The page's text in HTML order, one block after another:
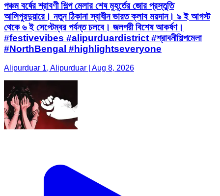
পঞ্চম বর্ষের শ্রাবণী শিল্প মেলার শেষ মুহূর্তের জোর প্রস্তুতি
আলিপুরদুয়ারে। নতুন ঠিকানা স্বাধীন ভারত ক্লাব ময়দান। ৯ ই আগস্ট
থেকে ৬ ই সেপ্টেম্বর পর্যন্ত চলবে। জলপরী বিশেষ আকর্ষণ।
#festivevibes #alipurduardistrict #শ্রাবনীশিল্পমেলা
#NorthBengal #highlightseveryone
Alipurduar 1, Alipurduar | Aug 8, 2026